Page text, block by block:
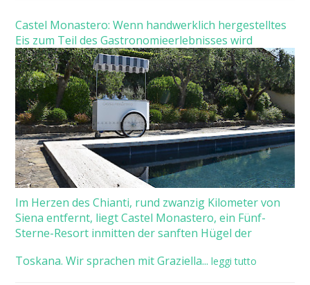
Castel Monastero: Wenn handwerklich hergestelltes
Eis zum Teil des Gastronomieerlebnisses wird
Im Herzen des Chianti, rund zwanzig Kilometer von
Siena entfernt, liegt Castel Monastero, ein Fünf-
Sterne-Resort inmitten der sanften Hügel der
Toskana. Wir sprachen mit Graziella... leggi tutto